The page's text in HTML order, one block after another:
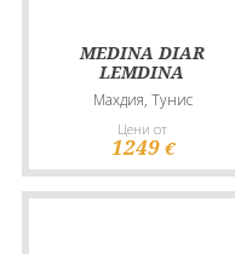
MEDINA DIAR
LEMDINA
Махдия, Тунис
Цени от
1249 €